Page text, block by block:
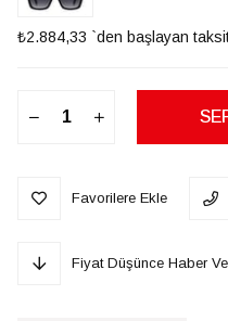
₺2.884,33 `den başlayan
Favorilere Ekle
Fiyat Düşünce Haber